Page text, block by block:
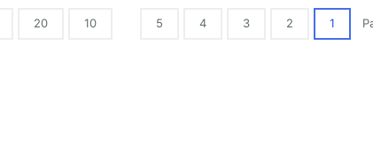
1
2
3
4
5
10
20